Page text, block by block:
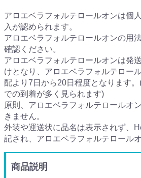
アロエベラフォルテロールオンは個
入が認められます。
アロエベラフォルテロールオンの用
確認ください。
アロエベラフォルテロールオンは発
けとなり、アロエベラフォルテロー
配より7日から20日程度となります
での到着が多く見られます)
原則、アロエベラフォルテロールオ
きません。
外装や運送状に品名は表示されず、
記され、アロエベラフォルテロール
商品説明